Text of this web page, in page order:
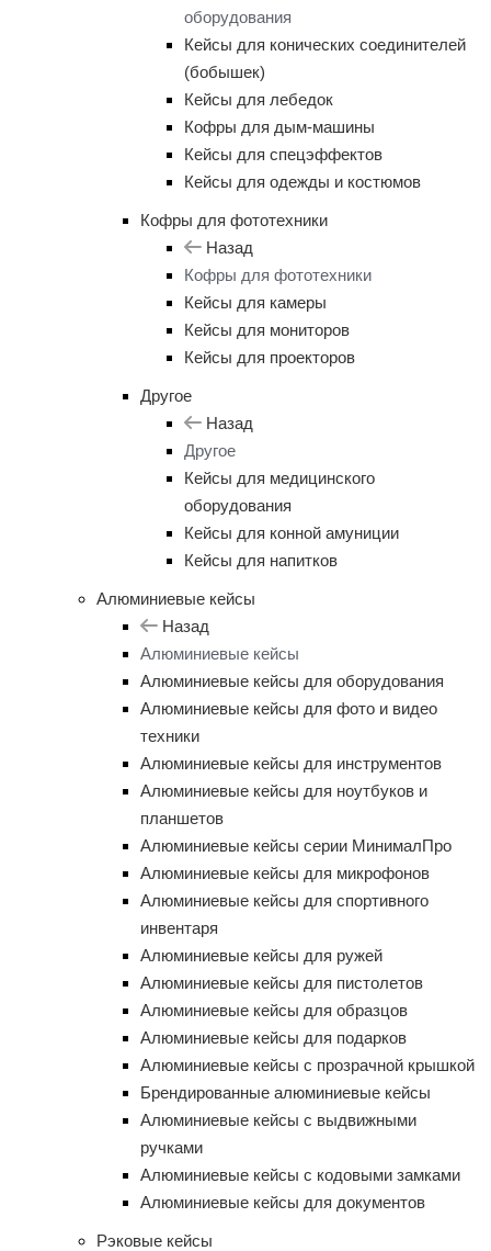
оборудования
Кейсы для конических соединителей
(бобышек)
Кейсы для лебедок
Кофры для дым-машины
Кейсы для спецэффектов
Кейсы для одежды и костюмов
Кофры для фототехники
Назад
Кофры для фототехники
Кейсы для камеры
Кейсы для мониторов
Кейсы для проекторов
Другое
Назад
Другое
Кейсы для медицинского
оборудования
Кейсы для конной амуниции
Кейсы для напитков
Алюминиевые кейсы
Назад
Алюминиевые кейсы
Алюминиевые кейсы для оборудования
Алюминиевые кейсы для фото и видео
техники
Алюминиевые кейсы для инструментов
Алюминиевые кейсы для ноутбуков и
планшетов
Алюминиевые кейсы серии МинималПро
Алюминиевые кейсы для микрофонов
Алюминиевые кейсы для спортивного
инвентаря
Алюминиевые кейсы для ружей
Алюминиевые кейсы для пистолетов
Алюминиевые кейсы для образцов
Алюминиевые кейсы для подарков
Алюминиевые кейсы с прозрачной крышкой
Брендированные алюминиевые кейсы
Алюминиевые кейсы с выдвижными
ручками
Алюминиевые кейсы с кодовыми замками
Алюминиевые кейсы для документов
Рэковые кейсы